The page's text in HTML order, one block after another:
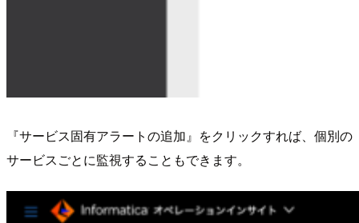
『サービス固有アラートの追加』をクリックすれば、個別の
サービスごとに監視することもできます。